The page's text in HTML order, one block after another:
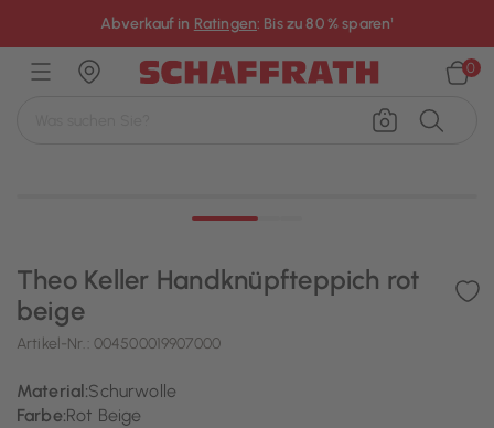
Abverkauf in Ratingen: Bis zu 80 % sparen¹
0
Theo Keller Handknüpfteppich rot
beige
Artikel-Nr.: 004500019907000
Material:Schurwolle
Farbe:Rot Beige